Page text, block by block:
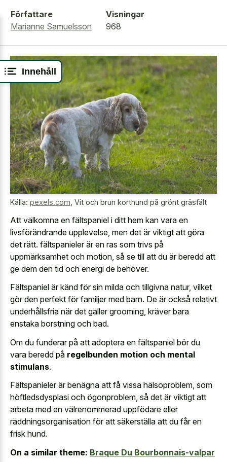
Innehåll
Författare
Marianne Samuelsson
Visningar
968
Källa: pexels.com Vit och brun korthund på grönt gräsfält
Att välkomna en fältspaniel i ditt hem kan vara en
livsförändrande upplevelse, men det är viktigt att göra
det rätt. fältspanieler är en ras som trivs på
uppmärksamhet och motion, så se till att du är beredd att
ge dem den tid och energi de behöver.
Fältspaniel är känd för sin milda och tillgivna natur, vilket
gör den perfekt för familjer med barn. De är också relativt
underhållsfria när det gäller grooming, kräver bara
enstaka borstning och bad.
Om du funderar på att adoptera en fältspaniel bör du
vara beredd på regelbunden motion och mental
stimulans.
Fältspanieler är benägna att få vissa hälsoproblem, som
höftledsdysplasi och ögonproblem, så det är viktigt att
arbeta med en välrenommerad uppfödare eller
räddningsorganisation för att säkerställa att du får en
frisk hund.
On a similar theme: Braque Du Bourbonnais-valpar